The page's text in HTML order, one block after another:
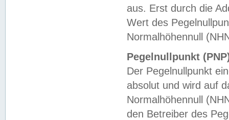
aus. Erst durch die
Wert des
Normalhöhennull
Pegelnullpunkt
Der Pegelnullpunkt
absolut und wird auf
Normalhöhennull
den Betreiber des